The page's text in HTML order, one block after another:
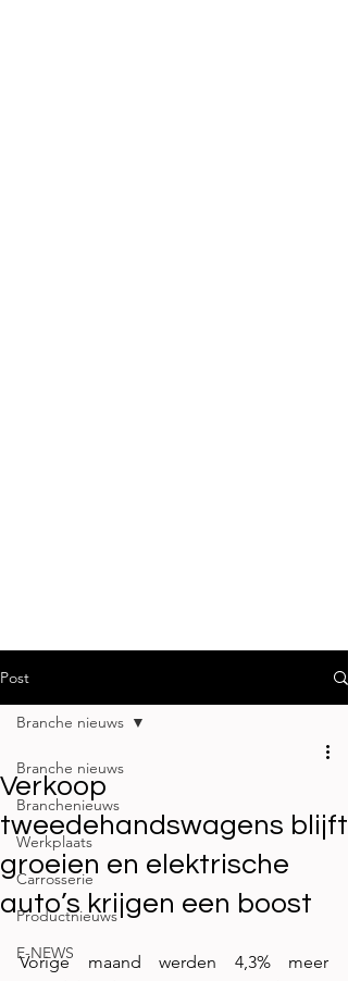
Post
Branche nieuws
Branchenieuws
Werkplaats
Carrosserie
Productnieuws
E-NEWS
Branche nieuws
Verkoop
tweedehandswagens blijft
groeien en elektrische
auto’s krijgen een boost
Vorige maand werden 4,3% meer